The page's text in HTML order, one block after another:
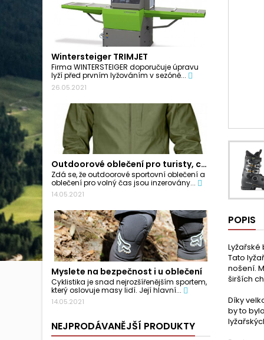
Wintersteiger TRIMJET
Firma WINTERSTEIGER doporučuje úpravu
lyží před prvním lyžováním v sezóně...
26.05.2021
Outdoorové oblečení pro turisty, cyklisty a...
Zdá se, že outdoorové sportovní oblečení a
oblečení pro volný čas jsou inzerovány...
14.05.2021
Myslete na bezpečnost i u oblečení
Cyklistika je snad nejrozšířenějším sportem,
který oslovuje masy lidí. Její hlavní...
14.05.2021
NEJPRODÁVANĚJŠÍ PRODUKTY
POPIS
Tato
nošení.
širších
Díky
by to